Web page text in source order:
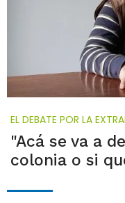
EL DEBATE POR LA
"Acá se va a
colonia o si